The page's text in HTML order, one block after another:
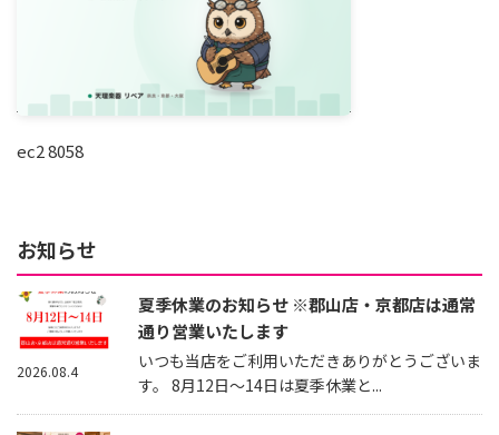
ec2 8058
お知らせ
夏季休業のお知らせ ※郡山店・京都店は通常
通り営業いたします
いつも当店をご利用いただきありがとうございま
す。 8月12日～14日は夏季休業と...
2026.08.4